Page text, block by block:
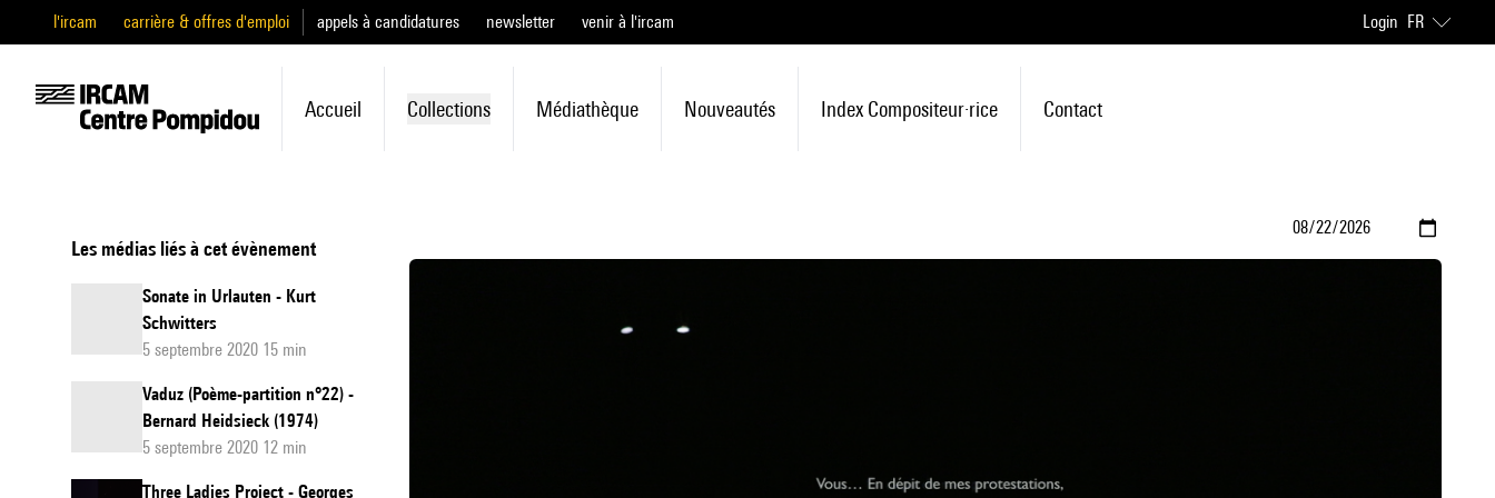
l'ircam carrière & offres d'emploi appels à candidatures newsletter venir à l'ircam Login FR
Accueil Collections Médiathèque Nouveautés Index Compositeur·rice Contact
Les médias liés à cet évènement
Sonate in Urlauten - Kurt
Schwitters
5 septembre 2020 15 min
Vaduz (Poème-partition n°22) -
Bernard Heidsieck (1974)
5 septembre 2020 12 min
Three Ladies Project - Georges